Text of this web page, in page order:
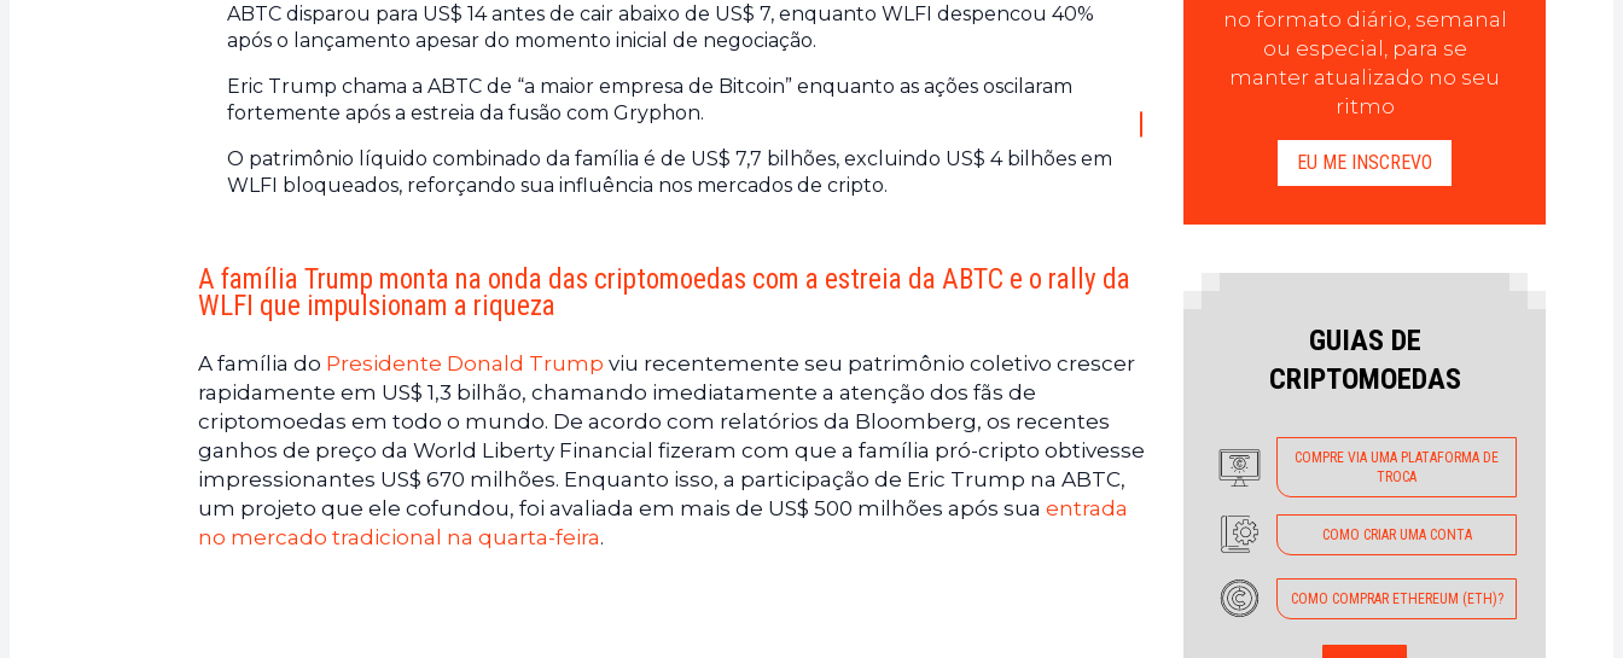
ABTC disparou para US$ 14 antes de cair abaixo de US$ 7, enquanto WLFI despencou 40%
após o lançamento apesar do momento inicial de negociação.
Eric Trump chama a ABTC de “a maior empresa de Bitcoin” enquanto as ações oscilaram
fortemente após a estreia da fusão com Gryphon.
O patrimônio líquido combinado da família é de US$ 7,7 bilhões, excluindo US$ 4 bilhões em
WLFI bloqueados, reforçando sua influência nos mercados de cripto.
A família Trump monta na onda das criptomoedas com a estreia da ABTC e o rally da
WLFI que impulsionam a riqueza
A família do Presidente Donald Trump viu recentemente seu patrimônio coletivo crescer
rapidamente em US$ 1,3 bilhão, chamando imediatamente a atenção dos fãs de
criptomoedas em todo o mundo. De acordo com relatórios da Bloomberg, os recentes
ganhos de preço da World Liberty Financial fizeram com que a família pró-cripto obtivesse
impressionantes US$ 670 milhões. Enquanto isso, a participação de Eric Trump na ABTC,
um projeto que ele cofundou, foi avaliada em mais de US$ 500 milhões após sua entrada
no mercado tradicional na quarta-feira.
no formato diário, semanal
ou especial, para se
manter atualizado no seu
ritmo
EU ME INSCREVO
GUIAS DE
CRIPTOMOEDAS
COMPRE VIA UMA PLATAFORMA DE
TROCA
COMO CRIAR UMA CONTA
COMO COMPRAR ETHEREUM (ETH)?